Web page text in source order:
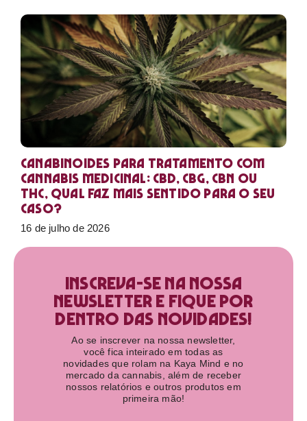
Canabinoides para tratamento com
cannabis medicinal: CBD, CBG, CBN ou
THC, qual faz mais sentido para o seu
caso?
16 de julho de 2026
Inscreva-se na nossa
newsletter e fique por
dentro das novidades!​
Ao se inscrever na nossa newsletter,
você fica inteirado em todas as
novidades que rolam na Kaya Mind e no
mercado da cannabis, além de receber
nossos relatórios e outros produtos em
primeira mão!